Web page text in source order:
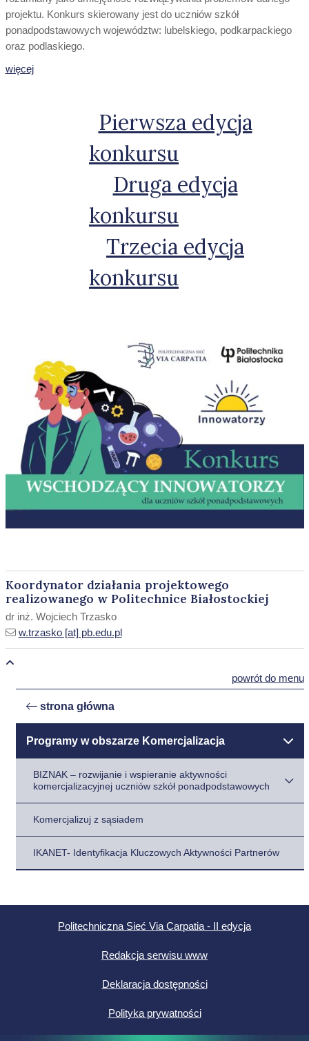
projektu. Konkurs skierowany jest do uczniów szkół
ponadpodstawowych województw: lubelskiego, podkarpackiego
oraz podlaskiego.
więcej
Pierwsza edycja
konkursu
Druga edycja
konkursu
Trzecia edycja
konkursu
Koordynator działania projektowego
realizowanego w Politechnice Białostockiej
dr inż. Wojciech Trzasko
w.trzasko [at] pb.edu.pl
powrót do menu
strona główna
Programy w obszarze Komercjalizacja
BIZNAK – rozwijanie i wspieranie aktywności
komercjalizacyjnej uczniów szkół ponadpodstawowych
Komercjalizuj z sąsiadem
IKANET- Identyfikacja Kluczowych Aktywności Partnerów
Politechniczna Sieć Via Carpatia - II edycja
Redakcja serwisu www
Deklaracja dostępności
Polityka prywatności